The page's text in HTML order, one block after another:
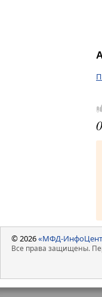
© 2026«МФД-
Все права защищены.